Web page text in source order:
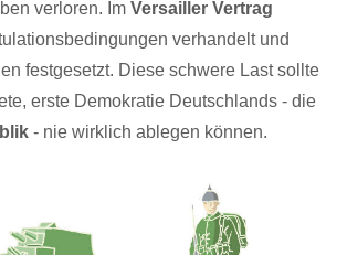
verloren. Im Versailler Vertrag
verhandelt und
festgesetzt. Diese schwere Last sollte
erste Demokratie Deutschlands - die
- nie wirklich ablegen können.